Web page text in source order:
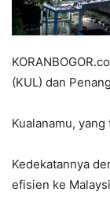
(KUL) dan
Kualanamu,
Kedekatannya
efisien ke